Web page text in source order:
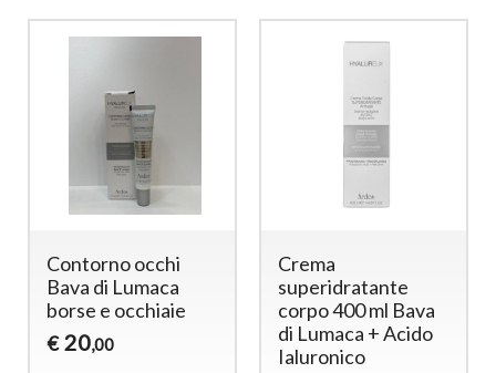
Contorno occhi
Bava di Lumaca
borse e occhiaie
€ 20,00
Crema
superidratante
corpo 400 ml Bava
di Lumaca + Acido
Ialuronico